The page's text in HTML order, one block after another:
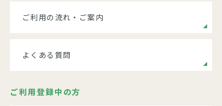
ご利用の流れ・ご案内
よくある質問
ご利用登録中の方